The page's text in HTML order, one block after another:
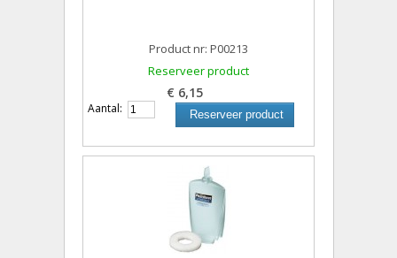
Product nr: P00213
Reserveer product
€ 6,15
Aantal: Reserveer product